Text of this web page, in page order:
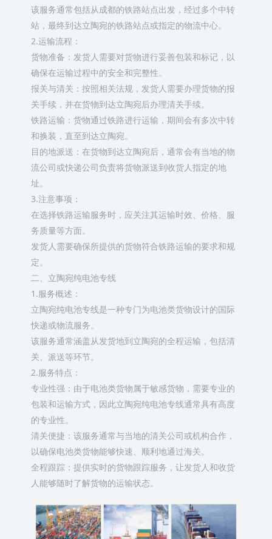
该服务通常包括从成都的铁路站点出发，经过多个中转
站，最终到达立陶宛的铁路站点或指定的物流中心。
2.运输流程：
货物准备：发货人需要对货物进行妥善包装和标记，以
确保在运输过程中的安全和完整性。
报关与清关：按照相关法规，发货人需要办理货物的报
关手续，并在货物到达立陶宛后办理清关手续。
铁路运输：货物通过铁路进行运输，期间会有多次中转
和换装，直至到达立陶宛。
目的地派送：在货物到达立陶宛后，通常会有当地的物
流公司或快递公司负责将货物派送到收货人指定的地
址。
3.注意事项：
在选择铁路运输服务时，应关注其运输时效、价格、服
务质量等方面。
发货人需要确保所提供的货物符合铁路运输的要求和规
定。
二、立陶宛纯电池专线
1.服务概述：
立陶宛纯电池专线是一种专门为电池类货物设计的国际
快递或物流服务。
该服务通常涵盖从发货地到立陶宛的全程运输，包括清
关、派送等环节。
2.服务特点：
专业性强：由于电池类货物属于敏感货物，需要专业的
包装和运输方式，因此立陶宛纯电池专线通常具有高度
的专业性。
清关便捷：该服务通常与当地的清关公司或机构合作，
以确保电池类货物能够快速、顺利地通过海关。
全程跟踪：提供实时的货物跟踪服务，让发货人和收货
人能够随时了解货物的运输状态。